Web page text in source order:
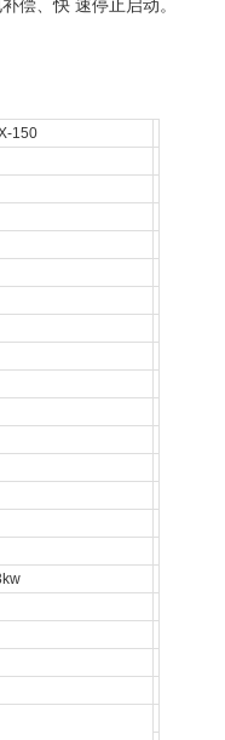
偿、快 速停止启动。
150